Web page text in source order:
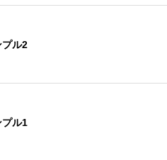
プル2
プル1